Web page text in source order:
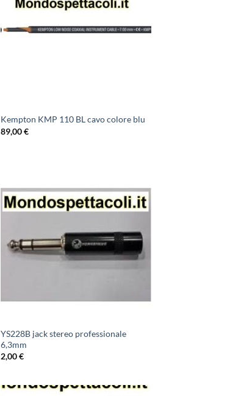
Kempton KMP 110 BL cavo colore blu
89,00€
YS228B jack stereo professionale
6,3mm
2,00€